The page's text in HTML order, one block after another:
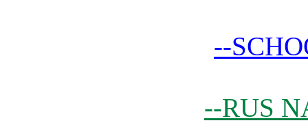
--
--RUS